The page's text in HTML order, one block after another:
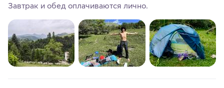
Завтрак и обед оплачиваются лично.